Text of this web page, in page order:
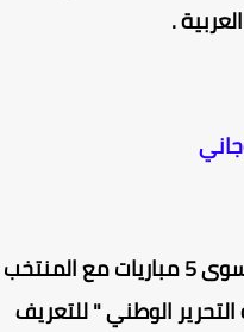
.
أحمد أوجاني أو وجداني لم يلعب سوى 5 مباريات مع المنتخب
الوطني " للتعريف